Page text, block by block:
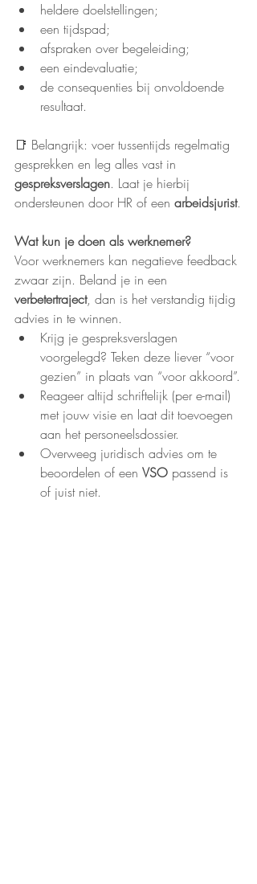
heldere doelstellingen;
een tijdspad;
afspraken over begeleiding;
een eindevaluatie;
de consequenties bij onvoldoende
resultaat.
📑 Belangrijk: voer tussentijds regelmatig
gesprekken en leg alles vast in
gespreksverslagen. Laat je hierbij
ondersteunen door HR of een arbeidsjurist.
Wat kun je doen als werknemer?
Voor werknemers kan negatieve feedback
zwaar zijn. Beland je in een
verbetertraject, dan is het verstandig tijdig
advies in te winnen.
Krijg je gespreksverslagen
voorgelegd? Teken deze liever “voor
gezien” in plaats van “voor akkoord”.
Reageer altijd schriftelijk (per e-mail)
met jouw visie en laat dit toevoegen
aan het personeelsdossier.
Overweeg juridisch advies om te
beoordelen of een VSO passend is
of juist niet.